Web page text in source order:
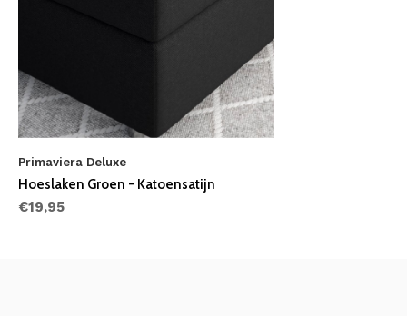
Primaviera Deluxe
Hoeslaken Groen - Katoensatijn
€19,95